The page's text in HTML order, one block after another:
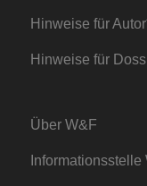
Hinweise für
Hinweise für
Über W&F